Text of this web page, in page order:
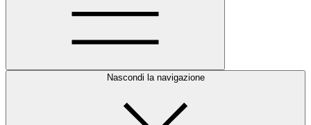
Nascondi la navigazione